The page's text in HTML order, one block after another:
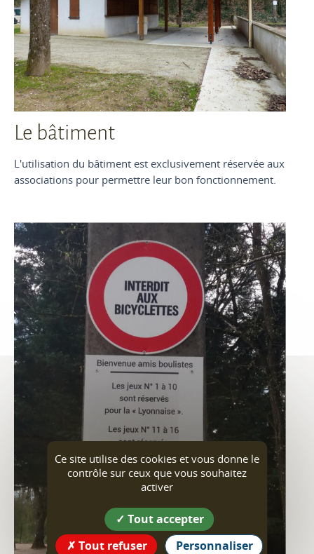
Le bâtiment
L'utilisation du bâtiment est exclusivement réservée aux
associations pour permettre leur bon fonctionnement.
Ce site utilise des cookies et vous donne le
contrôle sur ceux que vous souhaitez
activer
Tout accepter
Tout refuser
Personnaliser